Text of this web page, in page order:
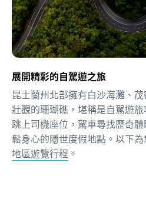
展開精彩的自駕遊之旅
昆士蘭州北部擁有白沙海灘、
壯觀的珊瑚礁，堪稱是自駕遊旅
跳上司機座位，駕車尋找歷奇
鬆身心的隱世度假地點。以下
地區遊覽行程 。